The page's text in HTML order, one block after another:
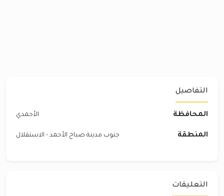
التفاصيل
المحافظة الأحمدي
المنطقة جنوب مدينة صباح الأحمد - الاستقلال
التعليقات